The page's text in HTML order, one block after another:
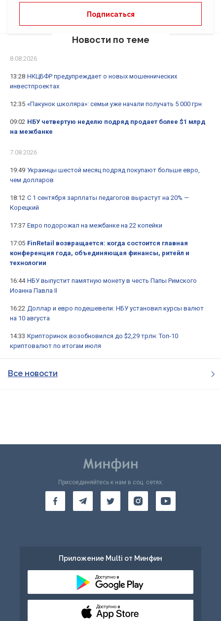
Новости по теме
8.08.2026
13:28 НКЦБФР предупреждает о новых мошеннических
инвестпроектах
12:35 «Пакунок школяра»: семьи уже начали получать 5 000 грн
09:02 НБУ четвертую неделю подряд продает более $1 млрд
на межбанке
7.08.2026
19:49 Украинцы шестой месяц подряд покупают больше евро,
чем долларов
18:12 С 1 сентября зарплаты педагогов вырастут на 20% —
Корецкий
17:37 Евро подорожал на межбанке на 22 копейки
17:05 FinRetail возвращается: когда состоится главная
конференция года, объединяющая финансы, ритейл и
технологии
16:44 НБУ выпустит памятную монету в честь Папы Римского
Иоанна Павла II
16:22 Доллар и евро подешевели: НБУ установил курсы валют
на 10 августа
14:33 Крипторинок возобновился до $2,29 трлн: Топ-10
криптовалют по итогам июля
Все новости
Присоединяйтесь к нам в соц. сетях:
Приложение Multi от Минфин
Доступно в
Доступно в